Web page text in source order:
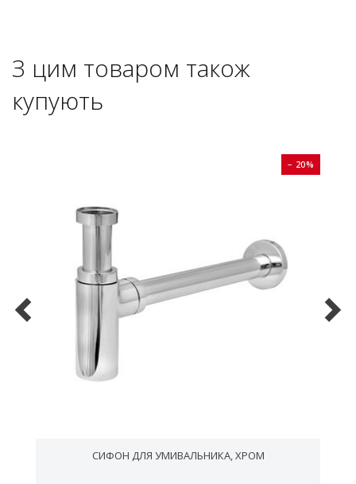
З цим товаром також
купують
− 20%
СИФОН ДЛЯ УМИВАЛЬНИКА, ХРОМ